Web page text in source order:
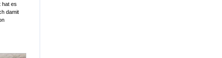
hat es
damit